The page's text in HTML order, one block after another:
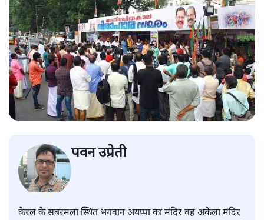
पवन उप्रेती
केरल के सबरमला स्थित भगवान अयप्पा का मंदिर वह अकेला मंदिर